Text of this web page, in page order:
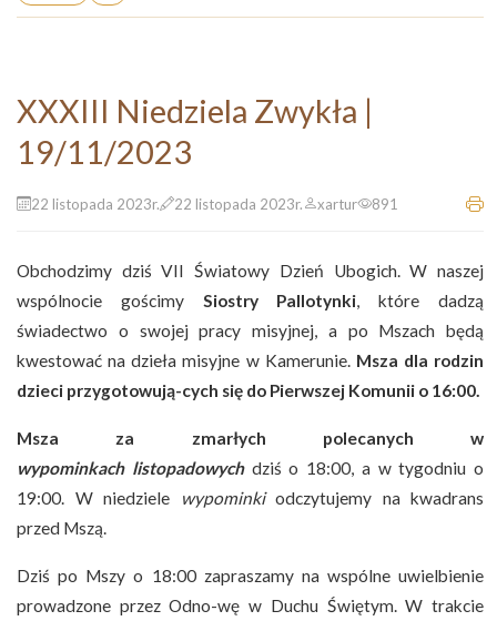
XXXIII Niedziela Zwykła |
19/11/2023
22 listopada 2023r. 22 listopada 2023r. xartur 891
Obchodzimy dziś VII Światowy Dzień Ubogich. W naszej
wspólnocie gościmy Siostry Pallotynki, które dadzą
świadectwo o swojej pracy misyjnej, a po Mszach będą
kwestować na dzieła misyjne w Kamerunie. Msza dla rodzin
dzieci przygotowują-cych się do Pierwszej Komunii o 16:00.
Msza za zmarłych polecanych w
wypominkach listopadowychdziś o 18:00, a w tygodniu o
19:00. W niedziele
wypominki odczytujemy na kwadrans
przed Mszą.
Dziś po Mszy o 18:00 zapraszamy na wspólne uwielbienie
prowadzone przez Odno-wę w Duchu Świętym. W trakcie